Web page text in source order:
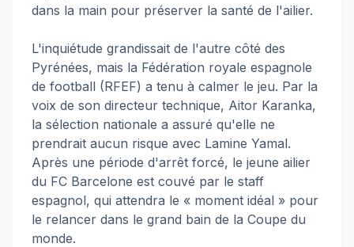
dans la main pour préserver la santé de l'ailier.
L'inquiétude grandissait de l'autre côté des
Pyrénées, mais la Fédération royale espagnole
de football (RFEF) a tenu à calmer le jeu. Par la
voix de son directeur technique, Aitor Karanka,
la sélection nationale a assuré qu'elle ne
prendrait aucun risque avec Lamine Yamal.
Après une période d'arrêt forcé, le jeune ailier
du FC Barcelone est couvé par le staff
espagnol, qui attendra le « moment idéal » pour
le relancer dans le grand bain de la Coupe du
monde.